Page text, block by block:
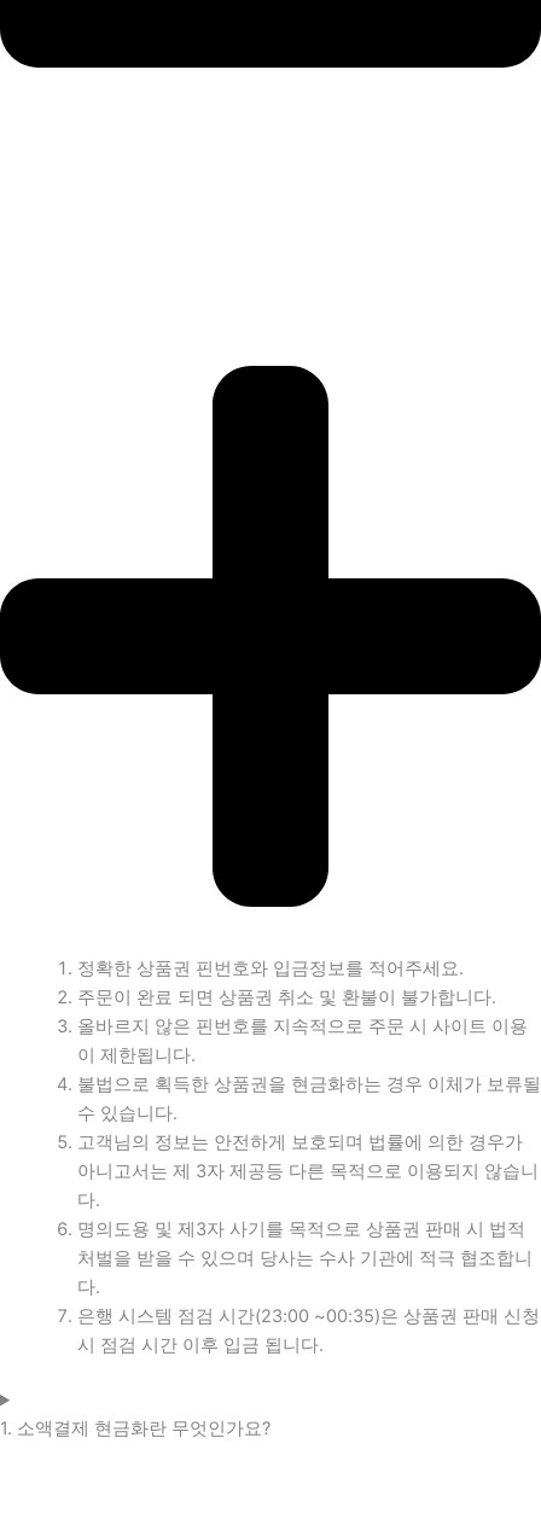
정확한 상품권 핀번호와 입금정보를 적어주세요.
주문이 완료 되면 상품권 취소 및 환불이 불가합니다.
올바르지 않은 핀번호를 지속적으로 주문 시 사이트 이용
이 제한됩니다.
불법으로 획득한 상품권을 현금화하는 경우 이체가 보류될
수 있습니다.
고객님의 정보는 안전하게 보호되며 법률에 의한 경우가
아니고서는 제 3자 제공등 다른 목적으로 이용되지 않습니
다.
명의도용 및 제3자 사기를 목적으로 상품권 판매 시 법적
처벌을 받을 수 있으며 당사는 수사 기관에 적극 협조합니
다.
은행 시스템 점검 시간(23:00 ~00:35)은 상품권 판매 신청
시 점검 시간 이후 입금 됩니다.
1. 소액결제 현금화란 무엇인가요?